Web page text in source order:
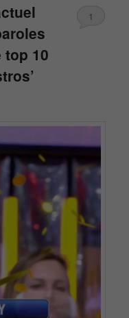
top 10
1